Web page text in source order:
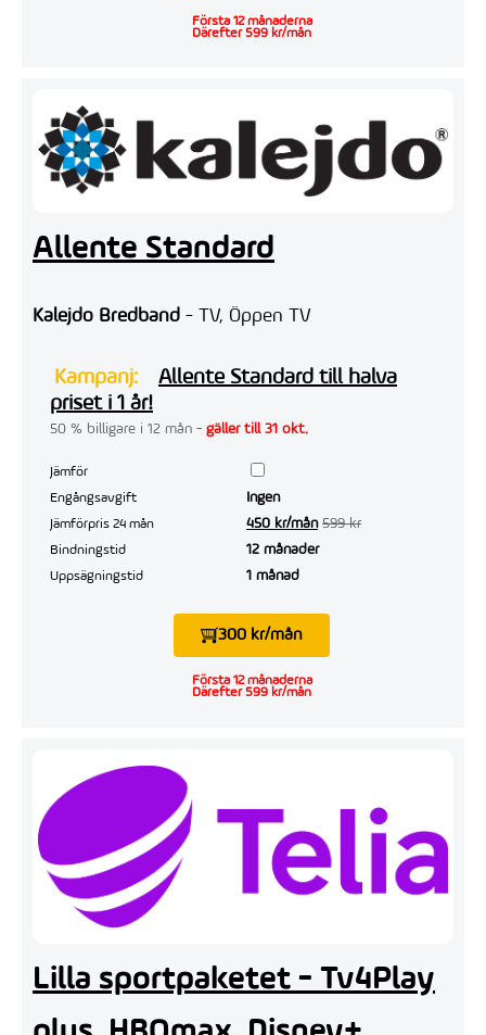
Första 12 månaderna
Därefter 599 kr/mån
Allente Standard
Kalejdo Bredband - TV, Öppen TV
Kampanj:
Allente Standard till halva
priset i 1 år!
50 % billigare i 12 mån - gäller till 31 okt.
Jämför
Engångsavgift
Ingen
Jämförpris 24 mån 450 kr/mån 599 kr
Bindningstid 12 månader
Uppsägningstid 1 månad
300 kr/mån
Första 12 månaderna
Därefter 599 kr/mån
Lilla sportpaketet - Tv4Play